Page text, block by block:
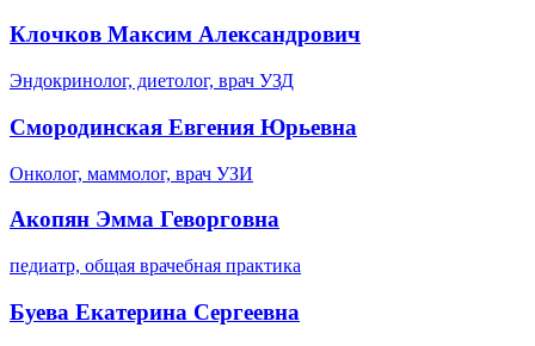
Клочков Максим Александрович
Эндокринолог, диетолог, врач УЗД
Смородинская Евгения Юрьевна
Онколог, маммолог, врач УЗИ
Акопян Эмма Геворговна
педиатр, общая врачебная практика
Буева Екатерина Сергеевна